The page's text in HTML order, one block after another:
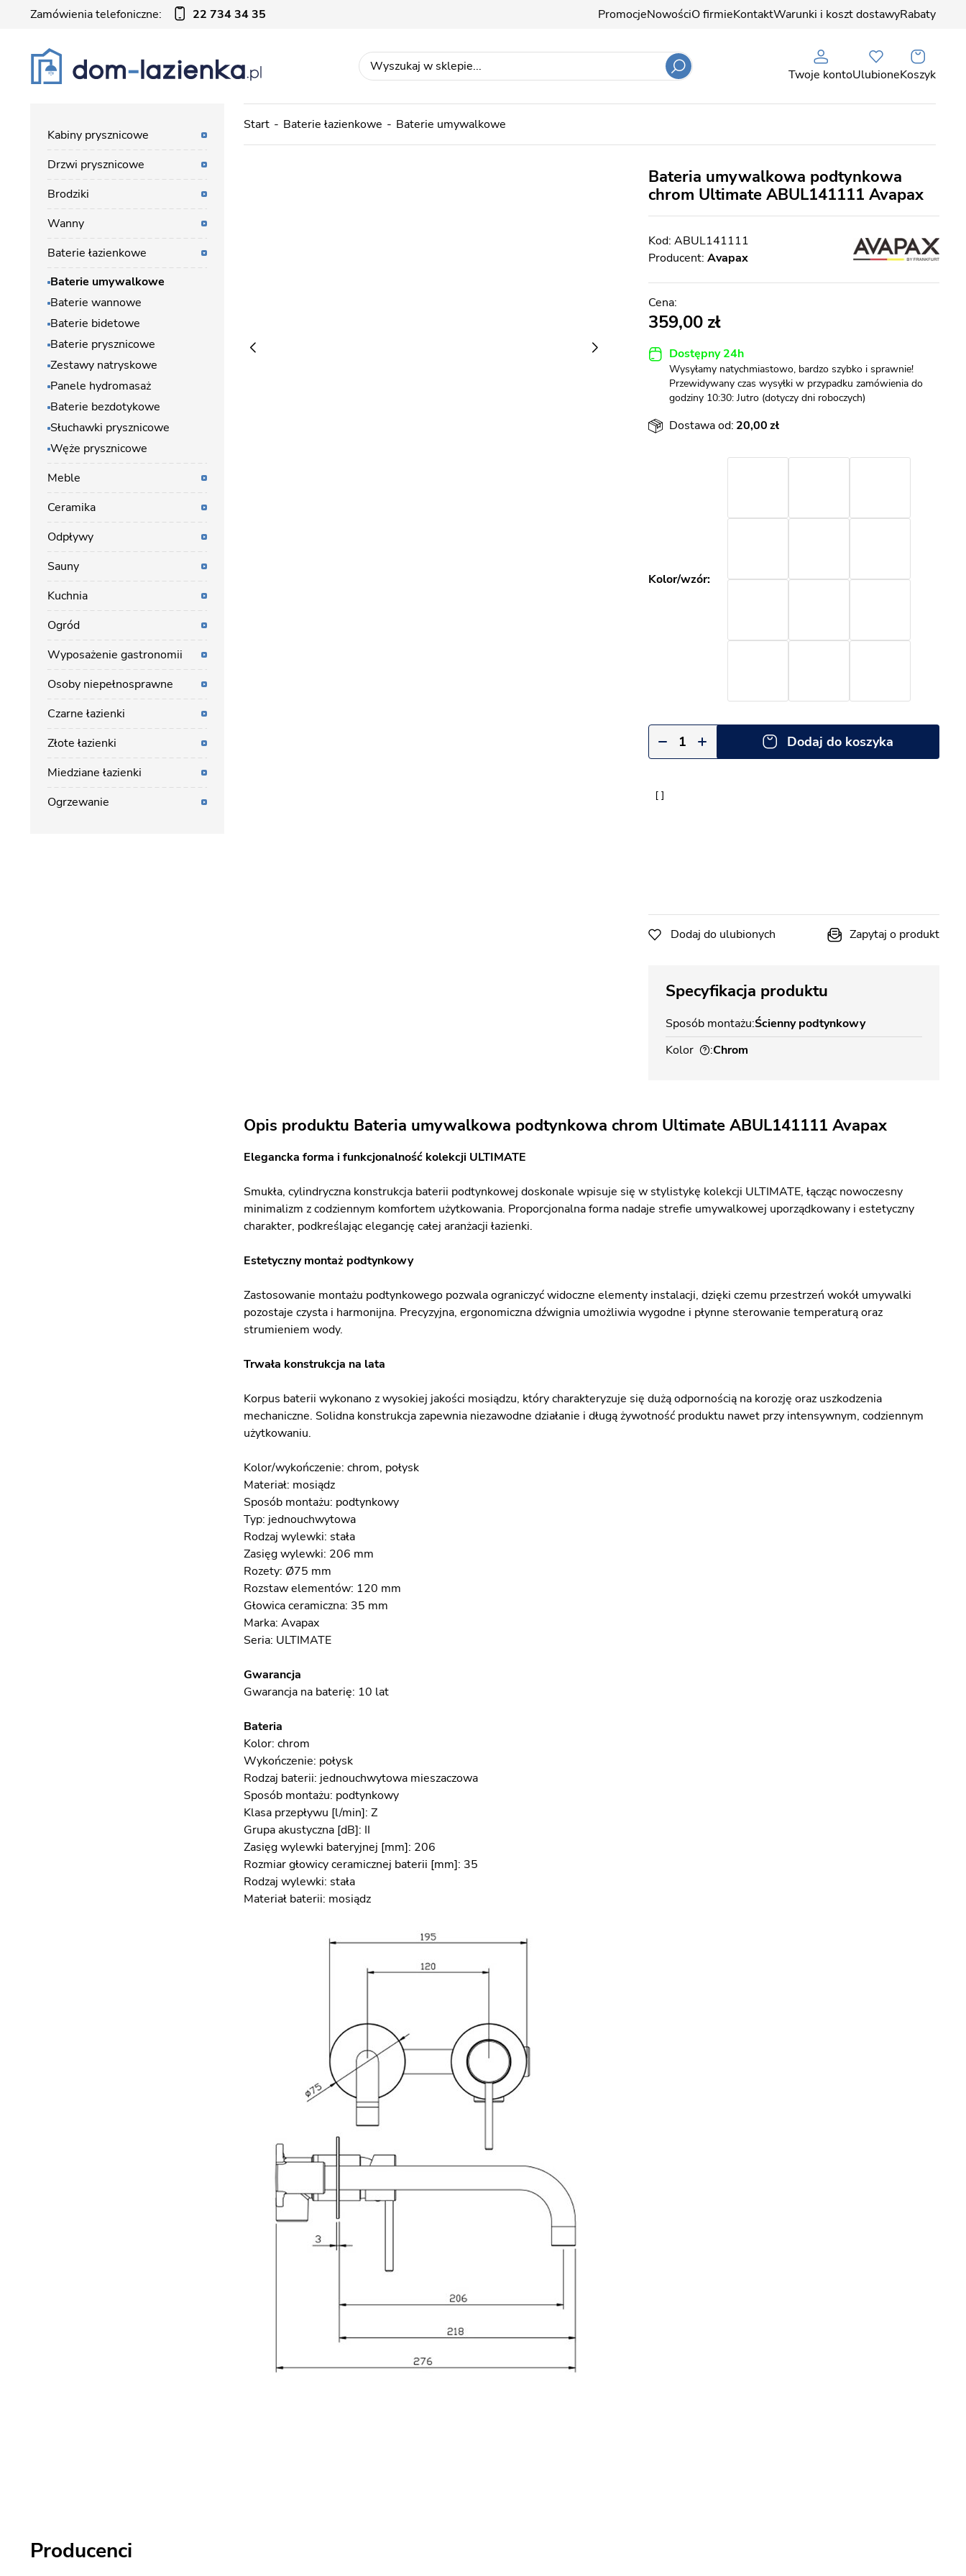
Zamówienia telefoniczne: 22 734 34 35 PromocjeNowościO firmieKontaktWarunki i koszt dostawyRabaty
Twoje kontoUlubioneKoszyk
Start Baterie łazienkowe Baterie umywalkowe
Bateria umywalkowa podtynkowa
chrom Ultimate ABUL141111 Avapax
ABUL141111
Producent: Avapax
359,00
Dostępny 24h
Wysyłamy natychmiastowo, bardzo szybko i sprawnie!
Przewidywany czas wysyłki w przypadku zamówienia do
godziny 10:30: Jutro (dotyczy dni roboczych)
Dostawa od: 20,00
Dodaj do koszyka
Dodaj do ulubionych Zapytaj o produkt
Specyfikacja produktu
Sposób montażu Ścienny podtynkowy
Kolor
Chrom
Opis produktu Bateria umywalkowa podtynkowa chrom Ultimate ABUL141111 Avapax
Elegancka forma i funkcjonalność kolekcji ULTIMATE
Smukła, cylindryczna konstrukcja baterii podtynkowej doskonale wpisuje się w stylistykę kolekcji ULTIMATE, łącząc nowoczesny
minimalizm z codziennym komfortem użytkowania. Proporcjonalna forma nadaje strefie umywalkowej uporządkowany i estetyczny
charakter, podkreślając elegancję całej aranżacji łazienki.
Estetyczny montaż podtynkowy
Zastosowanie montażu podtynkowego pozwala ograniczyć widoczne elementy instalacji, dzięki czemu przestrzeń wokół umywalki
pozostaje czysta i harmonijna. Precyzyjna, ergonomiczna dźwignia umożliwia wygodne i płynne sterowanie temperaturą oraz
strumieniem wody.
Trwała konstrukcja na lata
Korpus baterii wykonano z wysokiej jakości mosiądzu, który charakteryzuje się dużą odpornością na korozję oraz uszkodzenia
mechaniczne. Solidna konstrukcja zapewnia niezawodne działanie i długą żywotność produktu nawet przy intensywnym, codziennym
użytkowaniu.
Kolor/wykończenie: chrom, połysk
Materiał: mosiądz
Sposób montażu: podtynkowy
Typ: jednouchwytowa
Rodzaj wylewki: stała
Zasięg wylewki: 206 mm
Rozety: Ø75 mm
Rozstaw elementów: 120 mm
Głowica ceramiczna: 35 mm
Marka: Avapax
Seria: ULTIMATE
Gwarancja
Gwarancja na baterię: 10 lat
Bateria
Kolor: chrom
Wykończenie: połysk
Rodzaj baterii: jednouchwytowa mieszaczowa
Sposób montażu: podtynkowy
Klasa przepływu [l/min]: Z
Grupa akustyczna [dB]: II
Zasięg wylewki bateryjnej [mm]: 206
Rozmiar głowicy ceramicznej baterii [mm]: 35
Rodzaj wylewki: stała
Materiał baterii: mosiądz
Kabiny prysznicowe
Drzwi prysznicowe
Brodziki
Wanny
Baterie łazienkowe
Baterie umywalkowe
Baterie wannowe
Baterie bidetowe
Baterie prysznicowe
Zestawy natryskowe
Panele hydromasaż
Baterie bezdotykowe
Słuchawki prysznicowe
Węże prysznicowe
Meble
Ceramika
Odpływy
Sauny
Kuchnia
Ogród
Wyposażenie gastronomii
Osoby niepełnosprawne
Czarne łazienki
Złote łazienki
Miedziane łazienki
Ogrzewanie
Producenci